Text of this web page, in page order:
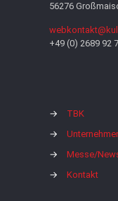
56276
+49 (0) 2689 92
→
TBK
→
→
Messe/
→
Kontakt